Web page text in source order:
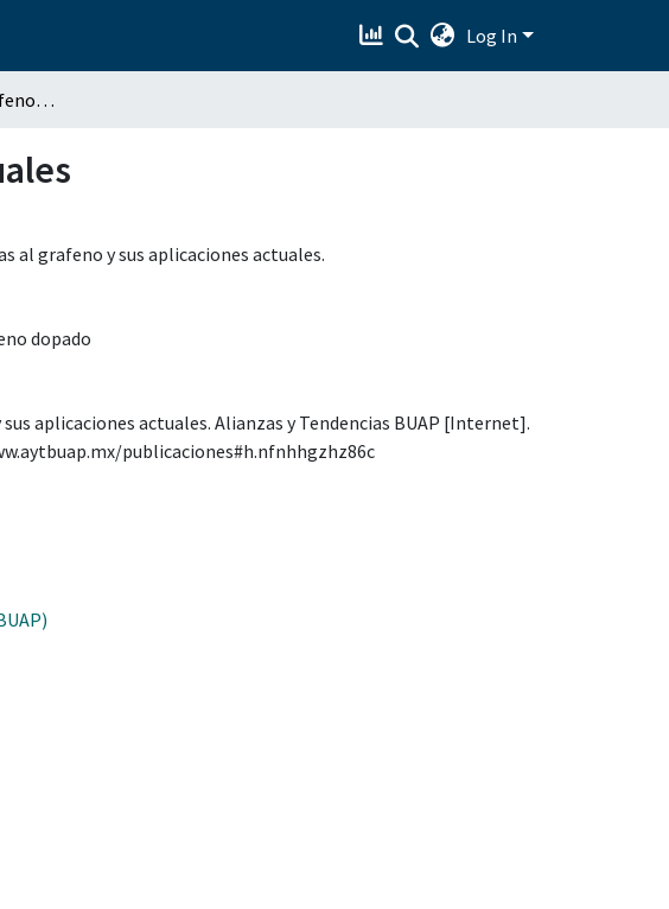
Log In
Patent highlights: grafeno y sus aplicaciones actuales
al grafeno y sus aplicaciones actuales.
dopado
aplicaciones actuales. Alianzas y Tendencias BUAP [Internet].
publicaciones#h.nfnhhgzhz86c